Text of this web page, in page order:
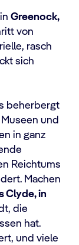
Greenock,
von
rasch
sich
beherbergt
und
in ganz
Reichtums
Machen
Clyde, in
die
hat.
und viele